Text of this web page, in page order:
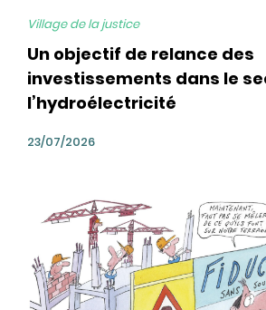
Village de la justice
Un objectif de relance des
investissements dans le
l’hydroélectricité
23/07/2026